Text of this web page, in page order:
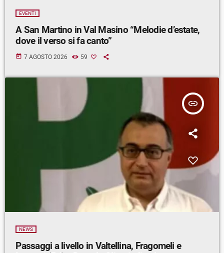
EVENTI
A San Martino in Val Masino “Melodie d’estate,
dove il verso si fa canto”
today 7 AGOSTO 2026 59
insert_link
NEWS
Passaggi a livello in Valtellina, Fragomeli e